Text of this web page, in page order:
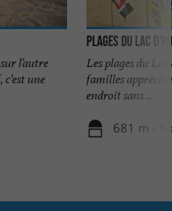
l’autre
une
Plages du Lac
Les plages du
familles
endroit sans ...
681 m -